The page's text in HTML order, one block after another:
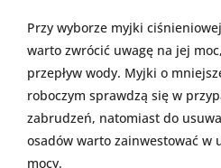
Przy wyborze myjki
warto zwrócić uwagę na jej
przepływ wody. Myjki o
roboczym sprawdzą się w
zabrudzeń, natomiast do
osadów warto zainwestować w
mocy.